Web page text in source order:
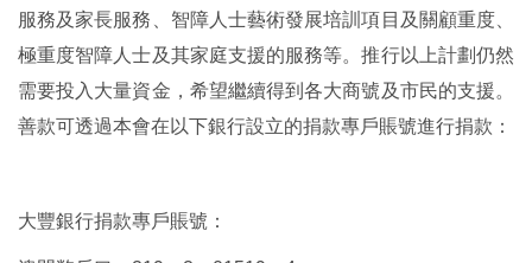
服務及家長服務、智障人士藝術發展培訓項目及關顧重度、
極重度智障人士及其家庭支援的服務等。推行以上計劃仍然
需要投入大量資金，希望繼續得到各大商號及市民的支援。
善款可透過本會在以下銀行設立的捐款專戶賬號進行捐款：
大豐銀行捐款專戶賬號：